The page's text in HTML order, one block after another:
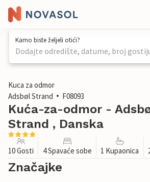
Kamo biste željeli otići?
Dodajte odredište, datume, broj
1 / 25
Kuca za odmor
Adsbøl Strand
F08093
Kuća-za-odmor -
Strand , Danska
10 Gosti 4 Spavaće sobe 1 Kupaonica
Značajke